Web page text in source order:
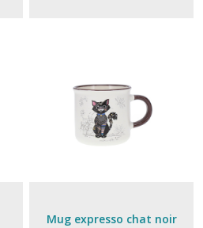
Mug expresso chat noir